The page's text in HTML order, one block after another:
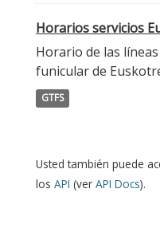
Horarios servicios
Horario de las
funicular de
GTFS
Usted también puede
los API (ver API Docs).